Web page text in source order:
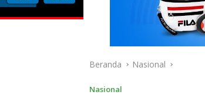
Beranda Nasional
Nasional